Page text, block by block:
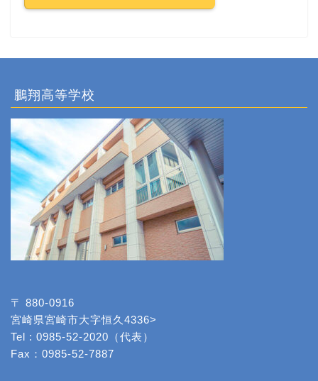
鵬翔高等学校
〒 880-0916
宮崎県宮崎市大字恒久4336>
Tel : 0985-52-2020（代表）
Fax：0985-52-7887